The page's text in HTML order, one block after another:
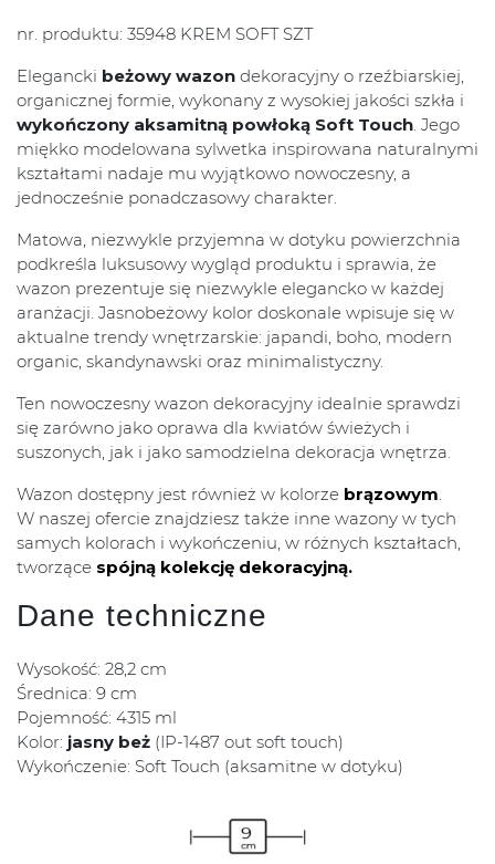
nr. produktu: 35948 KREM SOFT SZT
Elegancki beżowy wazon dekoracyjny o rzeźbiarskiej,
organicznej formie, wykonany z wysokiej jakości szkła i
wykończony aksamitną powłoką Soft Touch. Jego
miękko modelowana sylwetka inspirowana naturalnymi
kształtami nadaje mu wyjątkowo nowoczesny, a
jednocześnie ponadczasowy charakter.
Matowa, niezwykle przyjemna w dotyku powierzchnia
podkreśla luksusowy wygląd produktu i sprawia, że
wazon prezentuje się niezwykle elegancko w każdej
aranżacji. Jasnobeżowy kolor doskonale wpisuje się w
aktualne trendy wnętrzarskie: japandi, boho, modern
organic, skandynawski oraz minimalistyczny.
Ten nowoczesny wazon dekoracyjny idealnie sprawdzi
się zarówno jako oprawa dla kwiatów świeżych i
suszonych, jak i jako samodzielna dekoracja wnętrza.
Wazon dostępny jest również w kolorze brązowym.
W naszej ofercie znajdziesz także inne wazony w tych
samych kolorach i wykończeniu, w różnych kształtach,
tworzące spójną kolekcję dekoracyjną.
Dane techniczne
Wysokość: 28,2 cm
Średnica: 9 cm
Pojemność: 4315 ml
Kolor: jasny beż (IP-1487 out soft touch)
Wykończenie: Soft Touch (aksamitne w dotyku)